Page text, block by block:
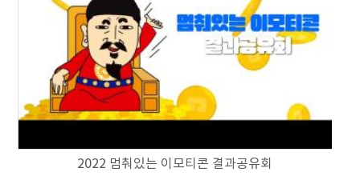
2022 멈춰있는 이모티콘 결과공유회